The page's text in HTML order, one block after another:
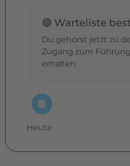
🟢 Warteliste
Du gehörst jetzt zu
Zugang zum
erhalten.
Heute